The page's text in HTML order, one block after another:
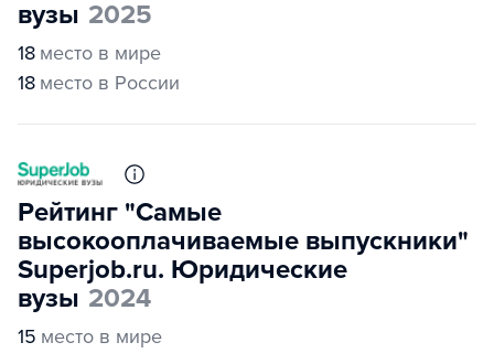
вузы 2025
18 место в мире
18 место в России
Рейтинг "Самые
высокооплачиваемые выпускники"
Superjob.ru. Юридические
вузы 2024
15 место в мире